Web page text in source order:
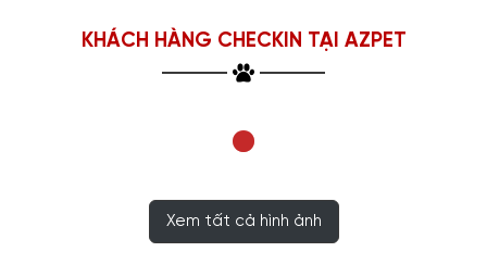
KHÁCH HÀNG CHECKIN TẠI AZPET
Xem tất cả hình ảnh